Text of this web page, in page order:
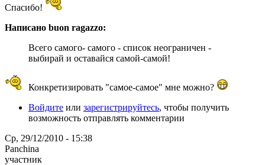
Спасибо!
Написано buon ragazzo:
Всего самого- самого - список неограничен -
выбирай и оставайся самой-самой!
Конкретизировать "самое-самое" мне можно?
Войдите или зарегистрируйтесь, чтобы получить
возможность отправлять комментарии
Ср, 29/12/2010 - 15:38
Panchina
участник